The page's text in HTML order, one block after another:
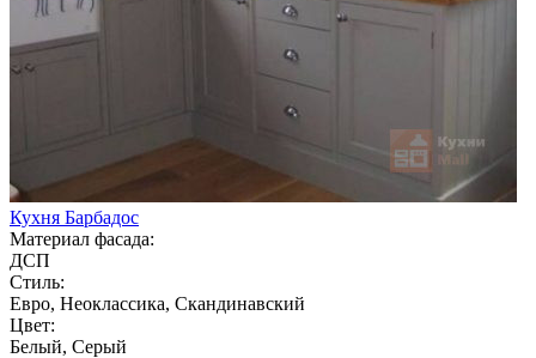
Кухня Барбадос
Материал фасада:
ДСП
Стиль:
Евро, Неоклассика, Скандинавский
Цвет:
Белый, Серый